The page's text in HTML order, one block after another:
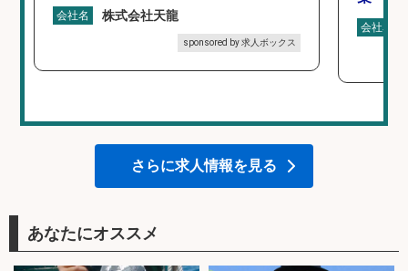
会社名 株式会社天龍
sponsored by 求人ボックス
会社名
さらに求人情報を見る
あなたにオススメ